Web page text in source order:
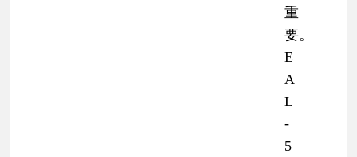
重
要。
E
A
L
-
5